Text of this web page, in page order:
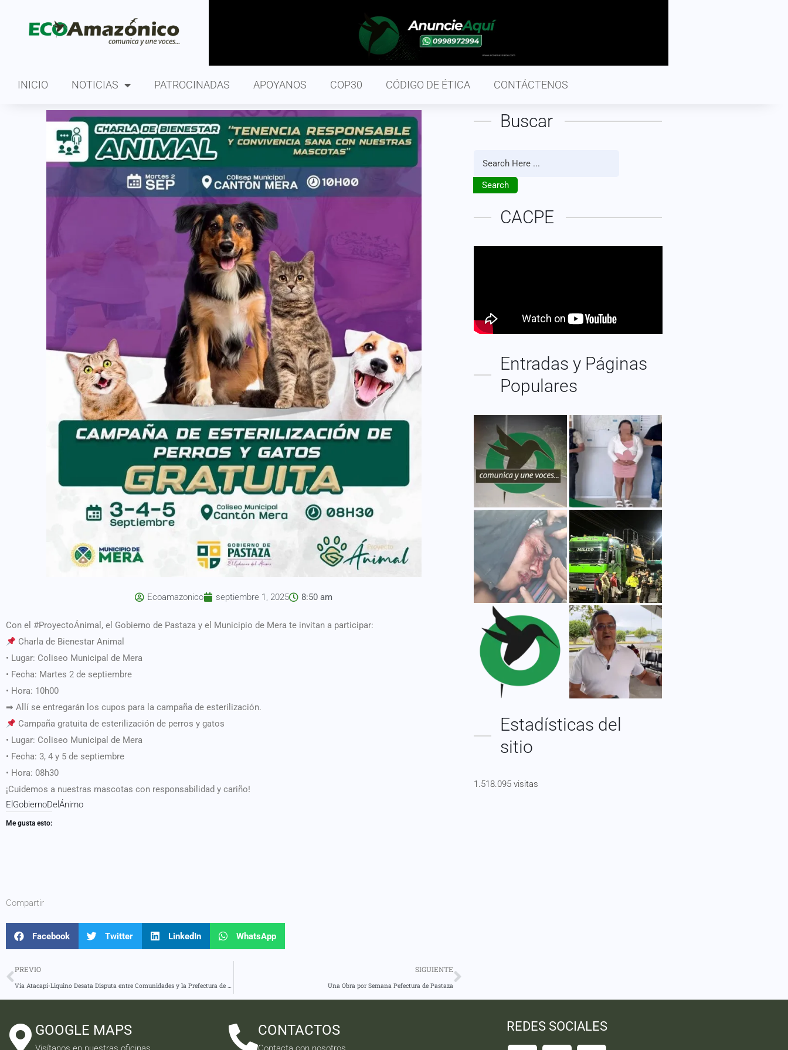
INICIO NOTICIAS PATROCINADAS APOYANOS COP30 CÓDIGO DE ÉTICA CONTÁCTENOS
Ecoamazonico septiembre 1, 2025 8:50 am
Con el #ProyectoÁnimal, el Gobierno de Pastaza y el Municipio de Mera te invitan a participar:
Charla de Bienestar Animal
• Lugar: Coliseo Municipal de Mera
• Fecha: Martes 2 de septiembre
• Hora: 10h00
➡ Allí se entregarán los cupos para la campaña de esterilización.
Campaña gratuita de esterilización de perros y gatos
• Lugar: Coliseo Municipal de Mera
• Fecha: 3, 4 y 5 de septiembre
• Hora: 08h30
¡Cuidemos a nuestras mascotas con responsabilidad y cariño!
ElGobiernoDelÁnimo
Me gusta esto:
Compartir
Facebook Twitter LinkedIn WhatsApp
PREVIO
Vía Atacapi-Liquino Desata Disputa entre Comunidades y la Prefectura de Pastaza
SIGUIENTE
Una Obra por Semana Pefectura de Pastaza
Buscar
Search
CACPE
Entradas y Páginas
Populares
Estadísticas del
sitio
1.518.095 visitas
GOOGLE MAPS CONTACTOS REDES SOCIALES